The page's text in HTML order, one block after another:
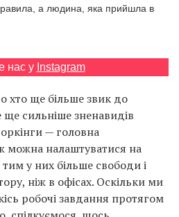
а людина, яка прийшла в
нас у Instagram
хто ще більше звик до
ще сильніше зненавидів
— головна
можна налаштуватися на
у них більше свободи і
ніж в офісах. Оскільки ми
робочі завдання протягом